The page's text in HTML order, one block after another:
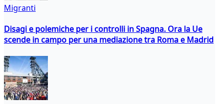
Migranti
Disagi e polemiche per i controlli in Spagna. Ora la Ue
scende in campo per una mediazione tra Roma e Madrid